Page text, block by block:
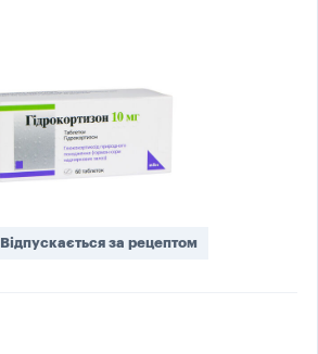
Відпускається за рецептом